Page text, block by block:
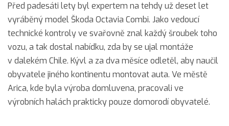
Před padesáti lety byl expertem na tehdy už deset let
vyráběný model Škoda Octavia Combi. Jako vedoucí
technické kontroly ve svařovně znal každý šroubek toho
vozu, a tak dostal nabídku, zda by se ujal montáže
v dalekém Chile. Kývl a za dva měsíce odletěl, aby naučil
obyvatele jiného kontinentu montovat auta. Ve městě
Arica, kde byla výroba domluvena, pracovali ve
výrobních halách prakticky pouze domorodí obyvatelé.